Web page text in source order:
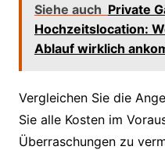
Siehe auch Private
Hochzeitslocation:
Ablauf wirklich
Vergleichen Sie die
Sie alle Kosten im
Überraschungen zu